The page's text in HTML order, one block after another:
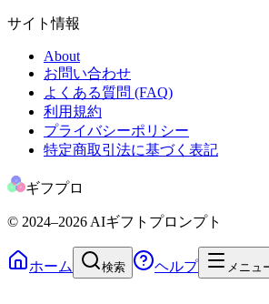
サイト情報
About
お問い合わせ
よくある質問 (FAQ)
利用規約
プライバシーポリシー
特定商取引法に基づく表記
ギフプロ
© 2024–2026 AIギフトプロンプト
ホーム 検索 ヘルプ メニュ